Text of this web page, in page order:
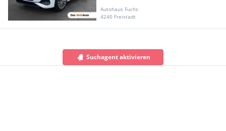
Autohaus Fuchs
4240 Freistadt
Suchagent aktivieren